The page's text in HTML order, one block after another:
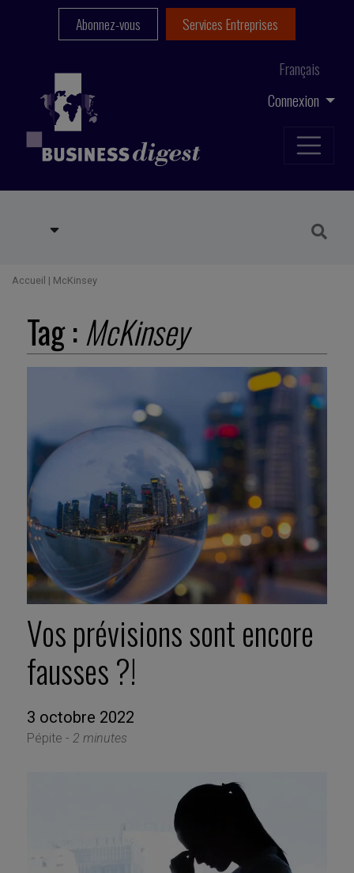
Connexion
Français
Abonnez-vous Services Entreprises
Accueil | McKinsey
Tag :McKinsey
Vos prévisions sont encore
fausses ?!
3 octobre 2022
Pépite - 2 minutes